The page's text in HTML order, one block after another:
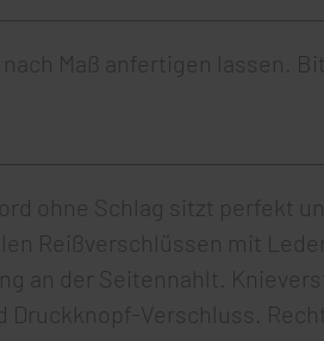
Maß anfertigen lassen.
ohne Schlag sitzt perfekt
Reißverschlüssen mit
an der Seitennahlt.
Druckknopf-Verschluss.